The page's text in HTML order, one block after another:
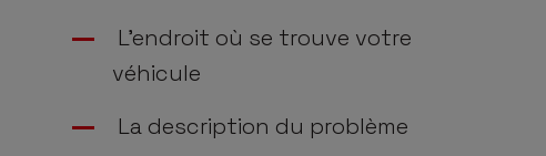
L’endroit où se trouve votre
véhicule
La description du problème